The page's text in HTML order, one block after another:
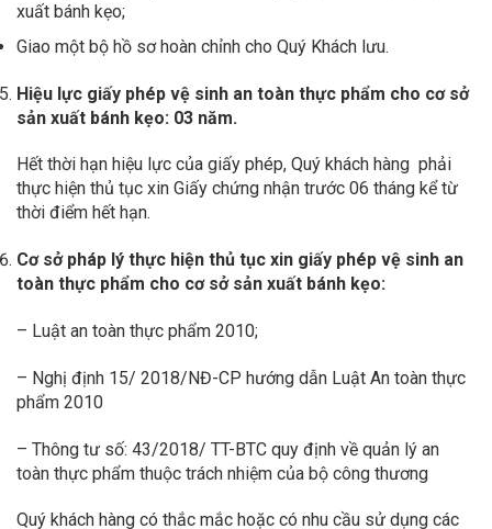
xuất bánh kẹo;
Giao một bộ hồ sơ hoàn chỉnh cho Quý Khách lưu.
Hiệu lực giấy phép vệ sinh an toàn thực phẩm cho cơ sở
sản xuất bánh kẹo: 03 năm.
Hết thời hạn hiệu lực của giấy phép, Quý khách hàng phải
thực hiện thủ tục xin Giấy chứng nhận trước 06 tháng kể từ
thời điểm hết hạn.
Cơ sở pháp lý thực hiện thủ tục xin giấy phép vệ sinh an
toàn thực phẩm cho cơ sở sản xuất bánh kẹo:
– Luật an toàn thực phẩm 2010;
– Nghị định 15/ 2018/NĐ-CP hướng dẫn Luật An toàn thực
phẩm 2010
– Thông tư số: 43/2018/ TT-BTC quy định về quản lý an
toàn thực phẩm thuộc trách nhiệm của bộ công thương
Quý khách hàng có thắc mắc hoặc có nhu cầu sử dụng các